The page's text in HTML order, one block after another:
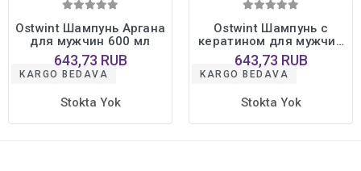
Ostwint Шампунь Аргана
для мужчин 600 мл
643,73 RUB
KARGO BEDAVA
Stokta Yok
Ostwint Шампунь с
кератином для мужчин
600 мл
643,73 RUB
KARGO BEDAVA
Stokta Yok